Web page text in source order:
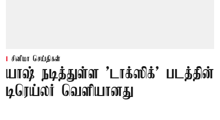
சினிமா செய்திகள்
யாஷ் நடித்துள்ள 'டாக்‌ஸிக்' படத்தின்
டிரெய்லர் வெளியானது